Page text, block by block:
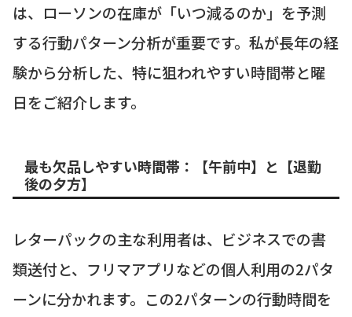
は、ローソンの在庫が「いつ減るのか」を予測
する行動パターン分析が重要です。私が長年の経
験から分析した、特に狙われやすい時間帯と曜
日をご紹介します。
最も欠品しやすい時間帯：【午前中】と【退勤
後の夕方】
レターパックの主な利用者は、ビジネスでの書
類送付と、フリマアプリなどの個人利用の2パタ
ーンに分かれます。この2パターンの行動時間を